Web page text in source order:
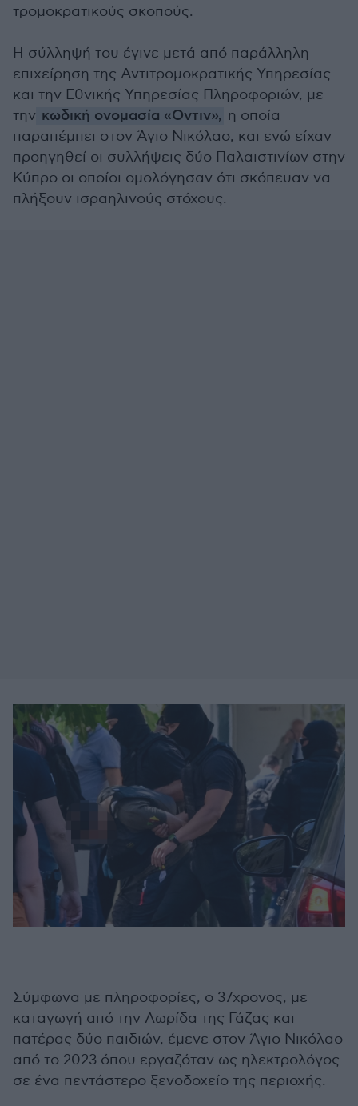
τρομοκρατικούς σκοπούς.
Η σύλληψή του έγινε μετά από παράλληλη
επιχείρηση της Αντιτρομοκρατικής Υπηρεσίας
και την Εθνικής Υπηρεσίας Πληροφοριών, με
την κωδική ονομασία «Οντιν», η οποία
παραπέμπει στον Άγιο Νικόλαο, και ενώ είχαν
προηγηθεί οι συλλήψεις δύο Παλαιστινίων στην
Κύπρο οι οποίοι ομολόγησαν ότι σκόπευαν να
πλήξουν ισραηλινούς στόχους.
Σύμφωνα με πληροφορίες, ο 37χρονος, με
καταγωγή από την Λωρίδα της Γάζας και
πατέρας δύο παιδιών, έμενε στον Άγιο Νικόλαο
από το 2023 όπου εργαζόταν ως ηλεκτρολόγος
σε ένα πεντάστερο ξενοδοχείο της περιοχής.